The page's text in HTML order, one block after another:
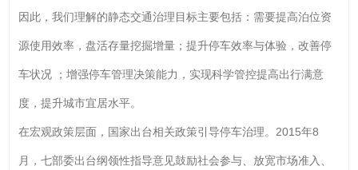
因此，我们理解的静态交通治理目标主要包括：需要提高泊位资
源使用效率，盘活存量挖掘增量；提升停车效率与体验，改善停
车状况 ；增强停车管理决策能力，实现科学管控提高出行满意
度，提升城市宜居水平。
在宏观政策层面，国家出台相关政策引导停车治理。2015年8
月，七部委出台纲领性指导意见鼓励社会参与、放宽市场准入、